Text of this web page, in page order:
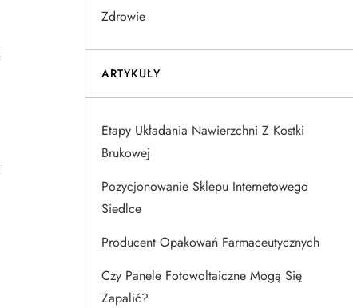
Zdrowie
ARTYKUŁY
Etapy Układania Nawierzchni Z Kostki
Brukowej
Pozycjonowanie Sklepu Internetowego
Siedlce
Producent Opakowań Farmaceutycznych
Czy Panele Fotowoltaiczne Mogą Się
Zapalić?